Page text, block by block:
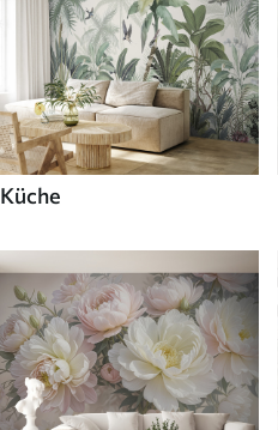
Küche